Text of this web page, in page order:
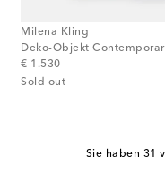
Milena Kling
€ 1.530
original price
Sold out
Sie haben 31